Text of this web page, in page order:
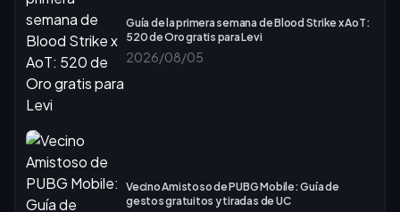
Guía de la primera semana de Blood Strike x AoT:
520 de Oro gratis para Levi
2026/08/05
Vecino Amistoso de PUBG Mobile: Guía de
gestos gratuitos y tiradas de UC